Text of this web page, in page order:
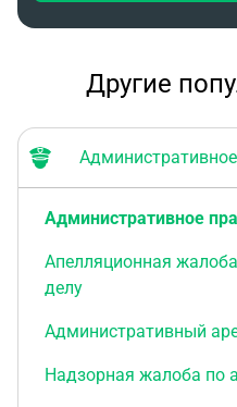
Другие
Административное
Апелляционная
делу
Административный
Надзорная жалоба по